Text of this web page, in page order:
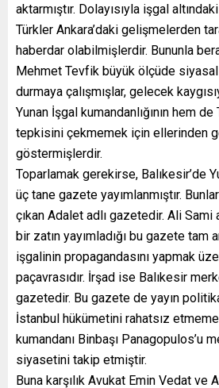
aktarmıştır. Dolayısıyla işgal
Türkler Ankara’daki gelişmelerden
haberdar olabilmişlerdir. Bununla
Mehmet Tevfik büyük ölçüde
durmaya çalışmışlar, gelecek
Yunan İşgal kumandanlığının hem
tepkisini çekmemek için ellerinden
göstermişlerdir.
Toparlamak gerekirse, Balıkesir’de
üç tane gazete yayımlanmıştır.
çıkan Adalet adlı gazetedir. Ali Sami
bir zatın yayımladığı bu gazete tam
işgalinin propagandasını yapmak
paçavrasıdır. İrşad ise Balıkesir
gazetedir. Bu gazete de yayın
İstanbul hükümetini rahatsız
kumandanı Binbaşı Panagopulos’u
siyasetini takip etmiştir.
Buna karşılık Avukat Emin Vedat ve